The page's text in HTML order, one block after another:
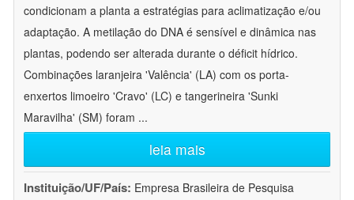
condicionam a planta a estratégias para aclimatização e/ou
adaptação. A metilação do DNA é sensível e dinâmica nas
plantas, podendo ser alterada durante o déficit hídrico.
Combinações laranjeira 'Valência' (LA) com os porta-
enxertos limoeiro 'Cravo' (LC) e tangerineira 'Sunki
Maravilha' (SM) foram ...
leia mais
Instituição/UF/País: Empresa Brasileira de Pesquisa